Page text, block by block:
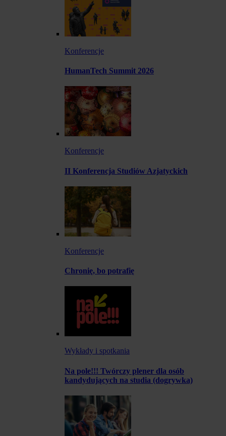
Konferencje
HumanTech Summit 2026
Konferencje
II Konferencja Studiów Azjatyckich
Konferencje
Chronię, bo potrafię
Wykłady i spotkania
Na pole!!! Twórczy plener dla osób
kandydujących na studia (dogrywka)